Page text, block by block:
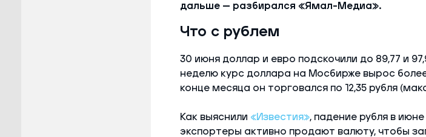
дальше — разбирался «Ямал-Медиа».
Что с рублем
30 июня доллар и евро подскочили до 89,77 и
неделю курс доллара на Мосбирже вырос
конце месяца он торговался по 12,35 рубля
Как выяснили «Известия», падение рубля в
экспортеры активно продают валюту, чтобы